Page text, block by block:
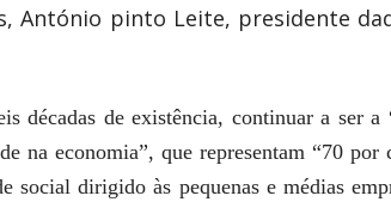
António pinto Leite, presidente
décadas de existência, continuar a ser a
na economia”, que representam “70
dirigido às pequenas e médias